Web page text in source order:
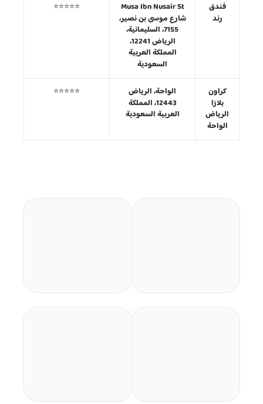
فندق
رند
Musa Ibn Nusair St
شارع موسى بن نصير،
7155، السليمانية،
الرياض 12241،
المملكة العربية
السعودية
⭐⭐⭐⭐⭐
كراون
بلازا
الرياض
الواحة
الواحة، الرياض
12443، المملكة
العربية السعودية
⭐⭐⭐⭐⭐